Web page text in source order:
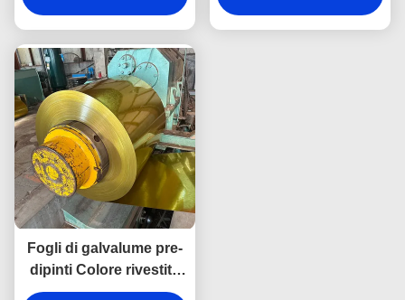
Fogli di galvalume pre-
dipinti Colore rivestito
50+ colori per